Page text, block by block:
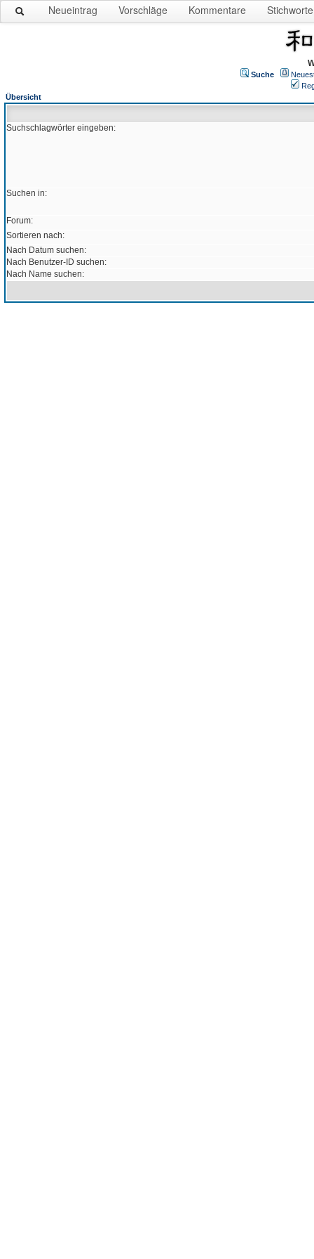
Neueintrag Vorschläge Kommentare Stichworte
Suche
Übersicht
Suchschlagwörter eingeben:
Suchen in:
Forum:
Sortieren nach:
Nach Datum suchen:
Nach Benutzer-ID suchen:
Nach Name suchen: